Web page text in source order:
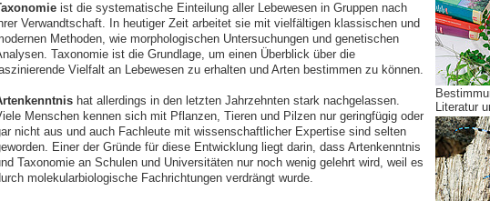
Literatur
ist die systematische Einteilung aller Lebewesen in Gruppen nach
Verwandtschaft. In heutiger Zeit arbeitet sie mit vielfältigen klassischen und
Methoden, wie morphologischen Untersuchungen und genetischen
Taxonomie ist die Grundlage, um einen Überblick über die
Vielfalt an Lebewesen zu erhalten und Arten bestimmen zu können.
hat allerdings in den letzten Jahrzehnten stark nachgelassen.
Menschen kennen sich mit Pflanzen, Tieren und Pilzen nur geringfügig oder
nicht aus und auch Fachleute mit wissenschaftlicher Expertise sind selten
Einer der Gründe für diese Entwicklung liegt darin, dass Artenkenntnis
Taxonomie an Schulen und Universitäten nur noch wenig gelehrt wird, weil es
molekularbiologische Fachrichtungen verdrängt wurde.